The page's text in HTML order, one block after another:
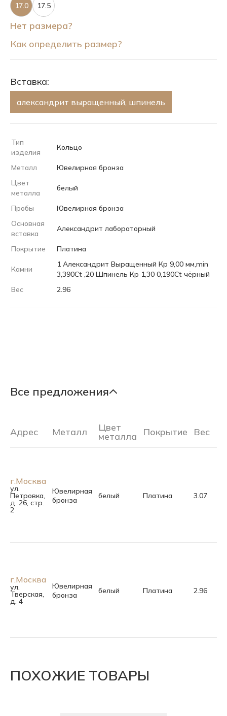
17.0 17.5
Нет размера?
Как определить размер?
Вставка:
александрит выращенный, шпинель
Тип
изделия
Кольцо
Металл
Ювелирная бронза
Цвет
металла
белый
Пробы
Ювелирная бронза
Основная
вставка
Александрит лабораторный
Покрытие Платина
Камни
1 Александрит Выращенный Кр 9,00 мм,min
3,390Ct ,20 Шпинель Кр 1,30 0,190Ct чёрный
Вес
2.96
Все предложения
Адрес Металл Цвет
металла Покрытие Вес
г.Москва
ул.
Петровка,
д. 26, стр.
2
Ювелирная
бронза
белый Платина 3.07
г.Москва
ул.
Тверская,
д. 4
Ювелирная
бронза
белый Платина 2.96
ПОХОЖИЕ ТОВАРЫ